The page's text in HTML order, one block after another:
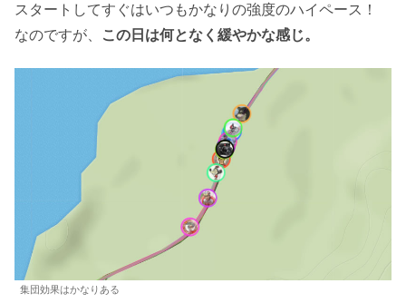
スタートしてすぐはいつもかなりの強度のハイペース！
なのですが、
この日は何となく緩やかな感じ。
集団効果はかなりある